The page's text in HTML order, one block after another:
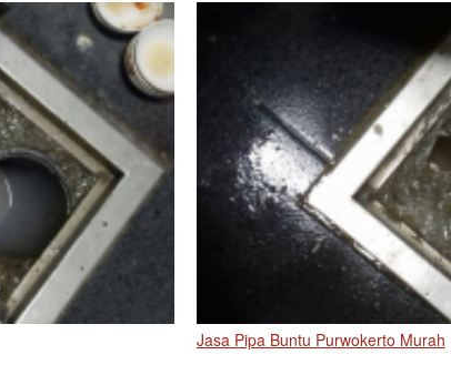
Jasa Pipa Buntu Purwokerto Murah